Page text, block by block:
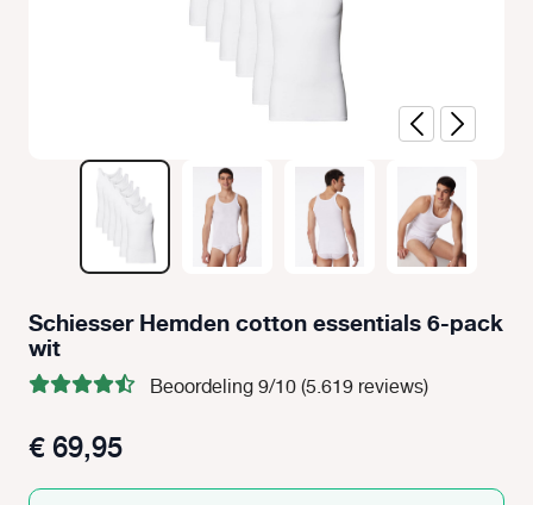
Schiesser Hemden cotton essentials 6-pack
wit
Beoordeling 9/10 (5.619 reviews)
€ 69,95